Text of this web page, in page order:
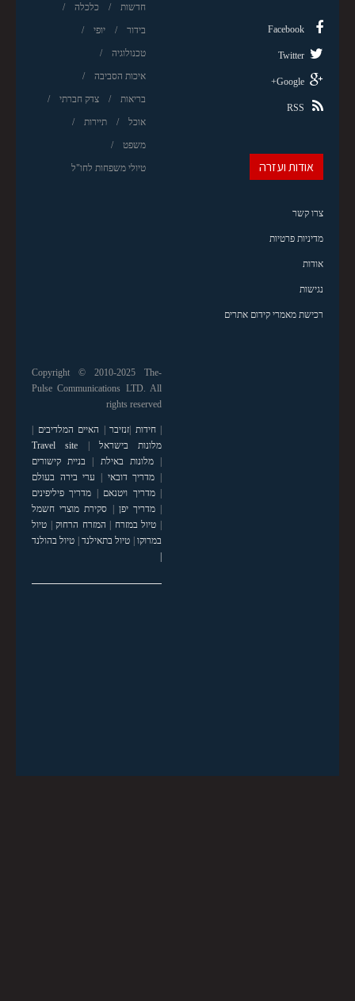
חדשות כלכלה
בידור יופי
טכנולוגיה
איכות הסביבה
בריאות צדק חברתי
אוכל תיירות
משפט
טיולי משפחות לחו"ל
Facebook
Twitter
Google+
RSS
אודות ועזרה
צרו קשר
מדיניות פרטיות
אודות
נגישות
רכישת מאמרי קידום אתרים
Copyright © 2010-2025 The-
Pulse Communications LTD. All
rights reserved
|חידות זנזיבר האיים המלדיבים
מלונות בישראל
Travel site
|מלונות באילת
בניית קישורים
מדריך דובאי
ערי בירה בעולם
|מדריך ויטנאם
מדריך פיליפינים
|מדריך יפן
סקירת מוצרי חשמל
טיול במזרח המזרח הרחוק| טיול
במרוקו| טיול בתאילנד| טיול בהולנד